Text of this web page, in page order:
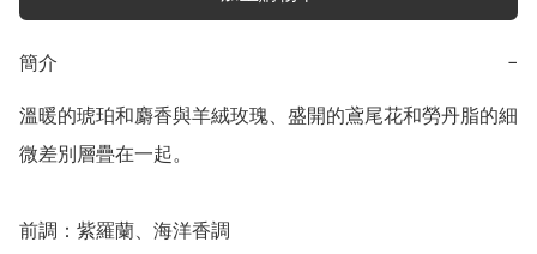
簡介 −
溫暖的琥珀和麝香與羊絨玫瑰、盛開的鳶尾花和勞丹脂的細
微差別層疊在一起。
前調：紫羅蘭、海洋香調